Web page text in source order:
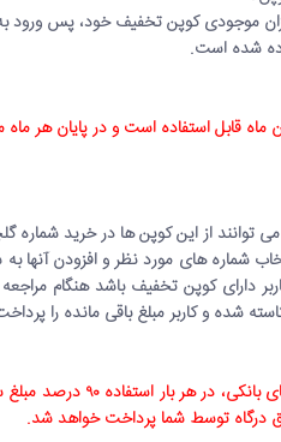
موجودی کوپن تخفیف خود، پس
شده است.
قابل استفاده است و در پایان هر
از این کوپن ها در خرید شماره
شماره های مورد نظر و افزودن آنها
دارای کوپن تخفیف باشد هنگام
شده و کاربر مبلغ باقی مانده را
باتوجه به برخی از